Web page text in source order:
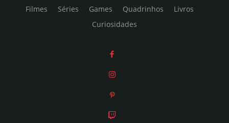
Filmes Séries Games Quadrinhos
Livros
Curiosidades